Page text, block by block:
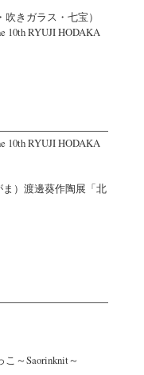
きガラス・七宝）
RYUJI HODAKA
RYUJI HODAKA
）渡邊葵作陶展「北
～Saorinknit～